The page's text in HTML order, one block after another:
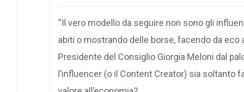
“Il vero modello da seguire non sono gli
abiti o mostrando delle borse, facendo da eco
Presidente del Consiglio Giorgia Meloni dal
l’influencer (o il Content Creator) sia soltanto